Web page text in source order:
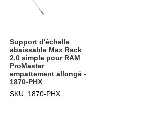
Support d'échelle
abaissable Max Rack
2.0 simple pour RAM
ProMaster
empattement allongé -
1870-PHX
SKU: 1870-PHX